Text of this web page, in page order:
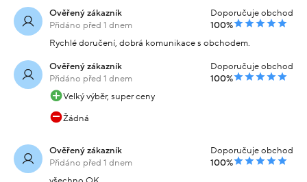
Ověřený zákazník
Přidáno před 1 dnem
Doporučuje obchod
100%
Rychlé doručení, dobrá komunikace s obchodem.
Ověřený zákazník
Přidáno před 1 dnem
Doporučuje obchod
100%
Velký výběr, super ceny
Žádná
Ověřený zákazník
Přidáno před 1 dnem
Doporučuje obchod
100%